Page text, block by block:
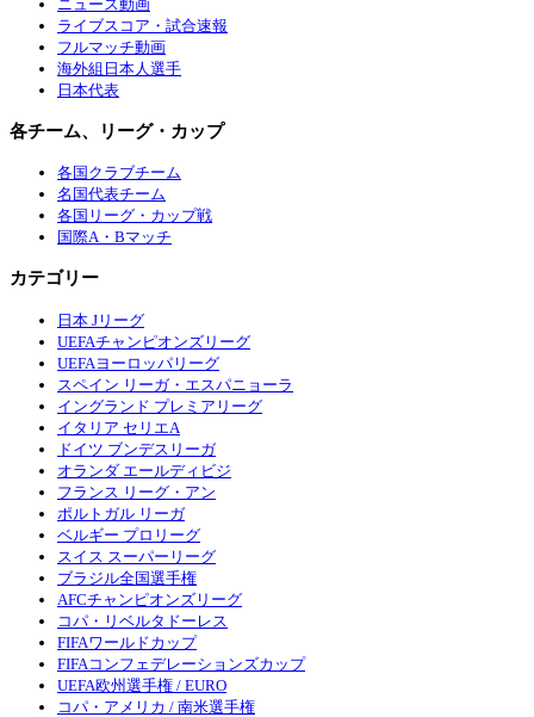
ニュース動画
ライブスコア・試合速報
フルマッチ動画
海外組日本人選手
日本代表
各チーム、リーグ・カップ
各国クラブチーム
名国代表チーム
各国リーグ・カップ戦
国際A・Bマッチ
カテゴリー
日本 Jリーグ
UEFAチャンピオンズリーグ
UEFAヨーロッパリーグ
スペイン リーガ・エスパニョーラ
イングランド プレミアリーグ
イタリア セリエA
ドイツ ブンデスリーガ
オランダ エールディビジ
フランス リーグ・アン
ポルトガル リーガ
ベルギー プロリーグ
スイス スーパーリーグ
ブラジル全国選手権
AFCチャンピオンズリーグ
コパ・リベルタドーレス
FIFAワールドカップ
FIFAコンフェデレーションズカップ
UEFA欧州選手権 / EURO
コパ・アメリカ / 南米選手権